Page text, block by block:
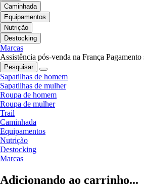
Caminhada
Equipamentos
Nutrição
Destocking
Marcas
Assistência pós-venda na França Pagamento
Pesquisar
Sapatilhas de homem
Sapatilhas de mulher
Roupa de homem
Roupa de mulher
Trail
Caminhada
Equipamentos
Nutrição
Destocking
Marcas
Adicionando ao carrinho...